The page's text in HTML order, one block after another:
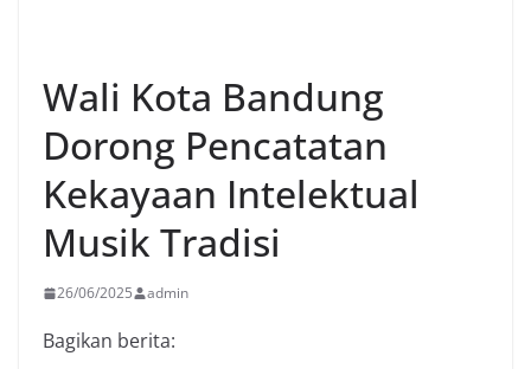
Wali Kota Bandung
Dorong Pencatatan
Kekayaan Intelektual
Musik Tradisi
26/06/2025 admin
Bagikan berita: